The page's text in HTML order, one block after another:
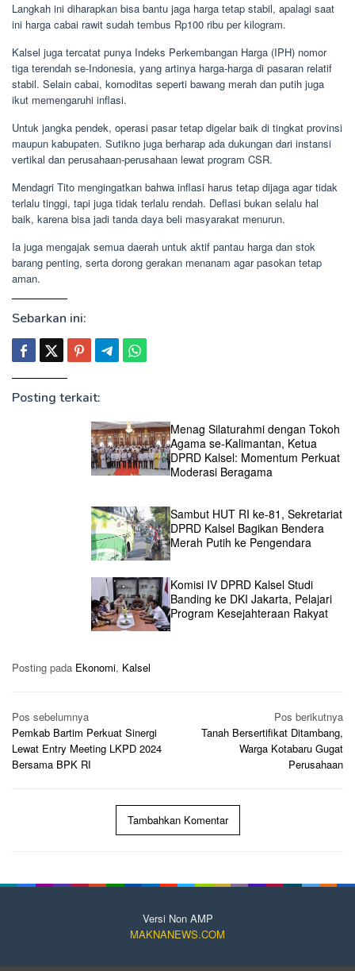
Langkah ini diharapkan bisa bantu jaga harga tetap stabil, apalagi saat
ini harga cabai rawit sudah tembus Rp100 ribu per kilogram.
Kalsel juga tercatat punya Indeks Perkembangan Harga (IPH) nomor
tiga terendah se-Indonesia, yang artinya harga-harga di pasaran relatif
stabil. Selain cabai, komoditas seperti bawang merah dan putih juga
ikut memengaruhi inflasi.
Untuk jangka pendek, operasi pasar tetap digelar baik di tingkat provinsi
maupun kabupaten. Sutikno juga berharap ada dukungan dari instansi
vertikal dan perusahaan-perusahaan lewat program CSR.
Mendagri Tito mengingatkan bahwa inflasi harus tetap dijaga agar tidak
terlalu tinggi, tapi juga tidak terlalu rendah. Deflasi bukan selalu hal
baik, karena bisa jadi tanda daya beli masyarakat menurun.
Ia juga mengajak semua daerah untuk aktif pantau harga dan stok
barang penting, serta dorong gerakan menanam agar pasokan tetap
aman.
Sebarkan ini:
Posting terkait:
Menag Silaturahmi dengan Tokoh
Agama se-Kalimantan, Ketua
DPRD Kalsel: Momentum Perkuat
Moderasi Beragama
Sambut HUT RI ke-81, Sekretariat
DPRD Kalsel Bagikan Bendera
Merah Putih ke Pengendara
Komisi IV DPRD Kalsel Studi
Banding ke DKI Jakarta, Pelajari
Program Kesejahteraan Rakyat
Posting pada Ekonomi, Kalsel
Navigasi
pos
Pos sebelumnya
Pemkab Bartim Perkuat Sinergi
Lewat Entry Meeting LKPD 2024
Bersama BPK RI
Pos berikutnya
Tanah Bersertifikat Ditambang,
Warga Kotabaru Gugat
Perusahaan
Tambahkan Komentar
Versi Non AMP
MAKNANEWS.COM